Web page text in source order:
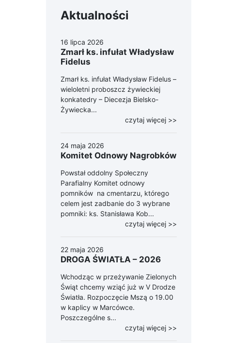
Aktualności
16 lipca 2026
Zmarł ks. infułat Władysław
Fidelus
Zmarł ks. infułat Władysław Fidelus –
wieloletni proboszcz żywieckiej
konkatedry – Diecezja Bielsko-
Żywiecka...
czytaj więcej >>
24 maja 2026
Komitet Odnowy Nagrobków
Powstał oddolny Społeczny
Parafialny Komitet odnowy
pomników na cmentarzu, którego
celem jest zadbanie do 3 wybrane
pomniki: ks. Stanisława Kob...
czytaj więcej >>
22 maja 2026
DROGA ŚWIATŁA – 2026
Wchodząc w przeżywanie Zielonych
Świąt chcemy wziąć już w V Drodze
Światła. Rozpoczęcie Mszą o 19.00
w kaplicy w Marcówce.
Poszczególne s...
czytaj więcej >>